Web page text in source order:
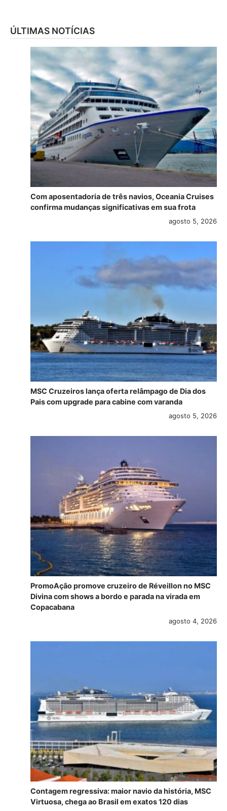
ÚLTIMAS NOTÍCIAS
Com aposentadoria de três navios, Oceania Cruises
confirma mudanças significativas em sua frota
agosto 5, 2026
MSC Cruzeiros lança oferta relâmpago de Dia dos
Pais com upgrade para cabine com varanda
agosto 5, 2026
PromoAção promove cruzeiro de Réveillon no MSC
Divina com shows a bordo e parada na virada em
Copacabana
agosto 4, 2026
Contagem regressiva: maior navio da história, MSC
Virtuosa, chega ao Brasil em exatos 120 dias